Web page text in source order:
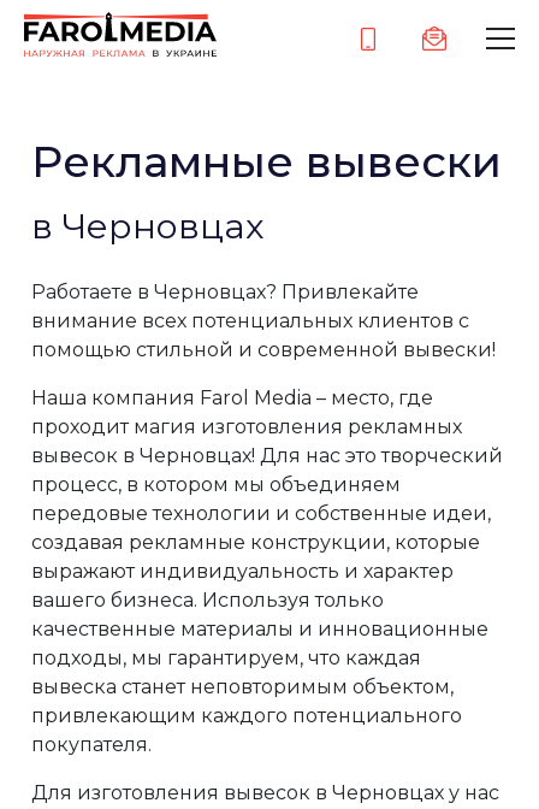
Рекламные вывески
в Черновцах
Работаете в Черновцах? Привлекайте
внимание всех потенциальных клиентов с
помощью стильной и современной вывески!
Наша компания Farol Media – место, где
проходит магия изготовления рекламных
вывесок в Черновцах! Для нас это творческий
процесс, в котором мы объединяем
передовые технологии и собственные идеи,
создавая рекламные конструкции, которые
выражают индивидуальность и характер
вашего бизнеса. Используя только
качественные материалы и инновационные
подходы, мы гарантируем, что каждая
вывеска станет неповторимым объектом,
привлекающим каждого потенциального
покупателя.
Для изготовления вывесок в Черновцах у нас